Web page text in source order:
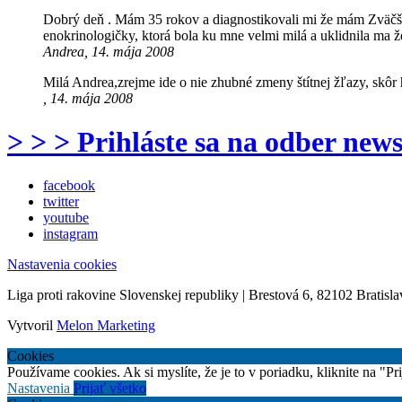
Dobrý deň . Mám 35 rokov a diagnostikovali mi že mám
enokrinologičky, ktorá bola ku mne velmi milá a uklidnila ma
Andrea, 14. mája 2008
Milá Andrea,zrejme ide o nie zhubné zmeny štítnej žľazy,
, 14. mája 2008
> > > Prihláste sa na odber
facebook
twitter
youtube
instagram
Nastavenia cookies
Liga proti rakovine Slovenskej republiky | Brestová 6, 82102
Vytvoril Melon Marketing
Cookies
Používame cookies. Ak si myslíte, že je to v poriadku, kliknite na
Nastavenia Prijať všetko